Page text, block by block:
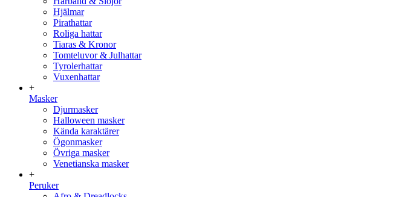
Hjälmar
Pirathattar
Roliga hattar
Tiaras & Kronor
Tomteluvor & Julhattar
Tyrolerhattar
Vuxenhattar
+
Masker
Djurmasker
Halloween masker
Kända karaktärer
Ögonmasker
Övriga masker
Venetianska masker
+
Peruker